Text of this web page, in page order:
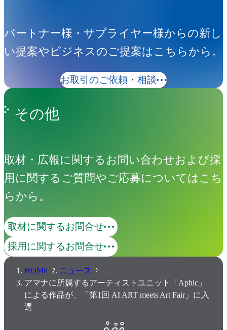
パートナー様・サプライヤー様からの新し
い提案やビジネスのご提案はこちらから。
お取引のご依頼・相談
その他
取材・広報に関するお問い合わせおよび採
用に関するご質問やご応募についてはこち
らから。
取材に関するお問合せ
採用に関するお問合せ
HOME
ニュース
アマナに所属するアーティストユニット「Aphic」
による作品が、「第1回 AI ART meets Art Fair」に入
選